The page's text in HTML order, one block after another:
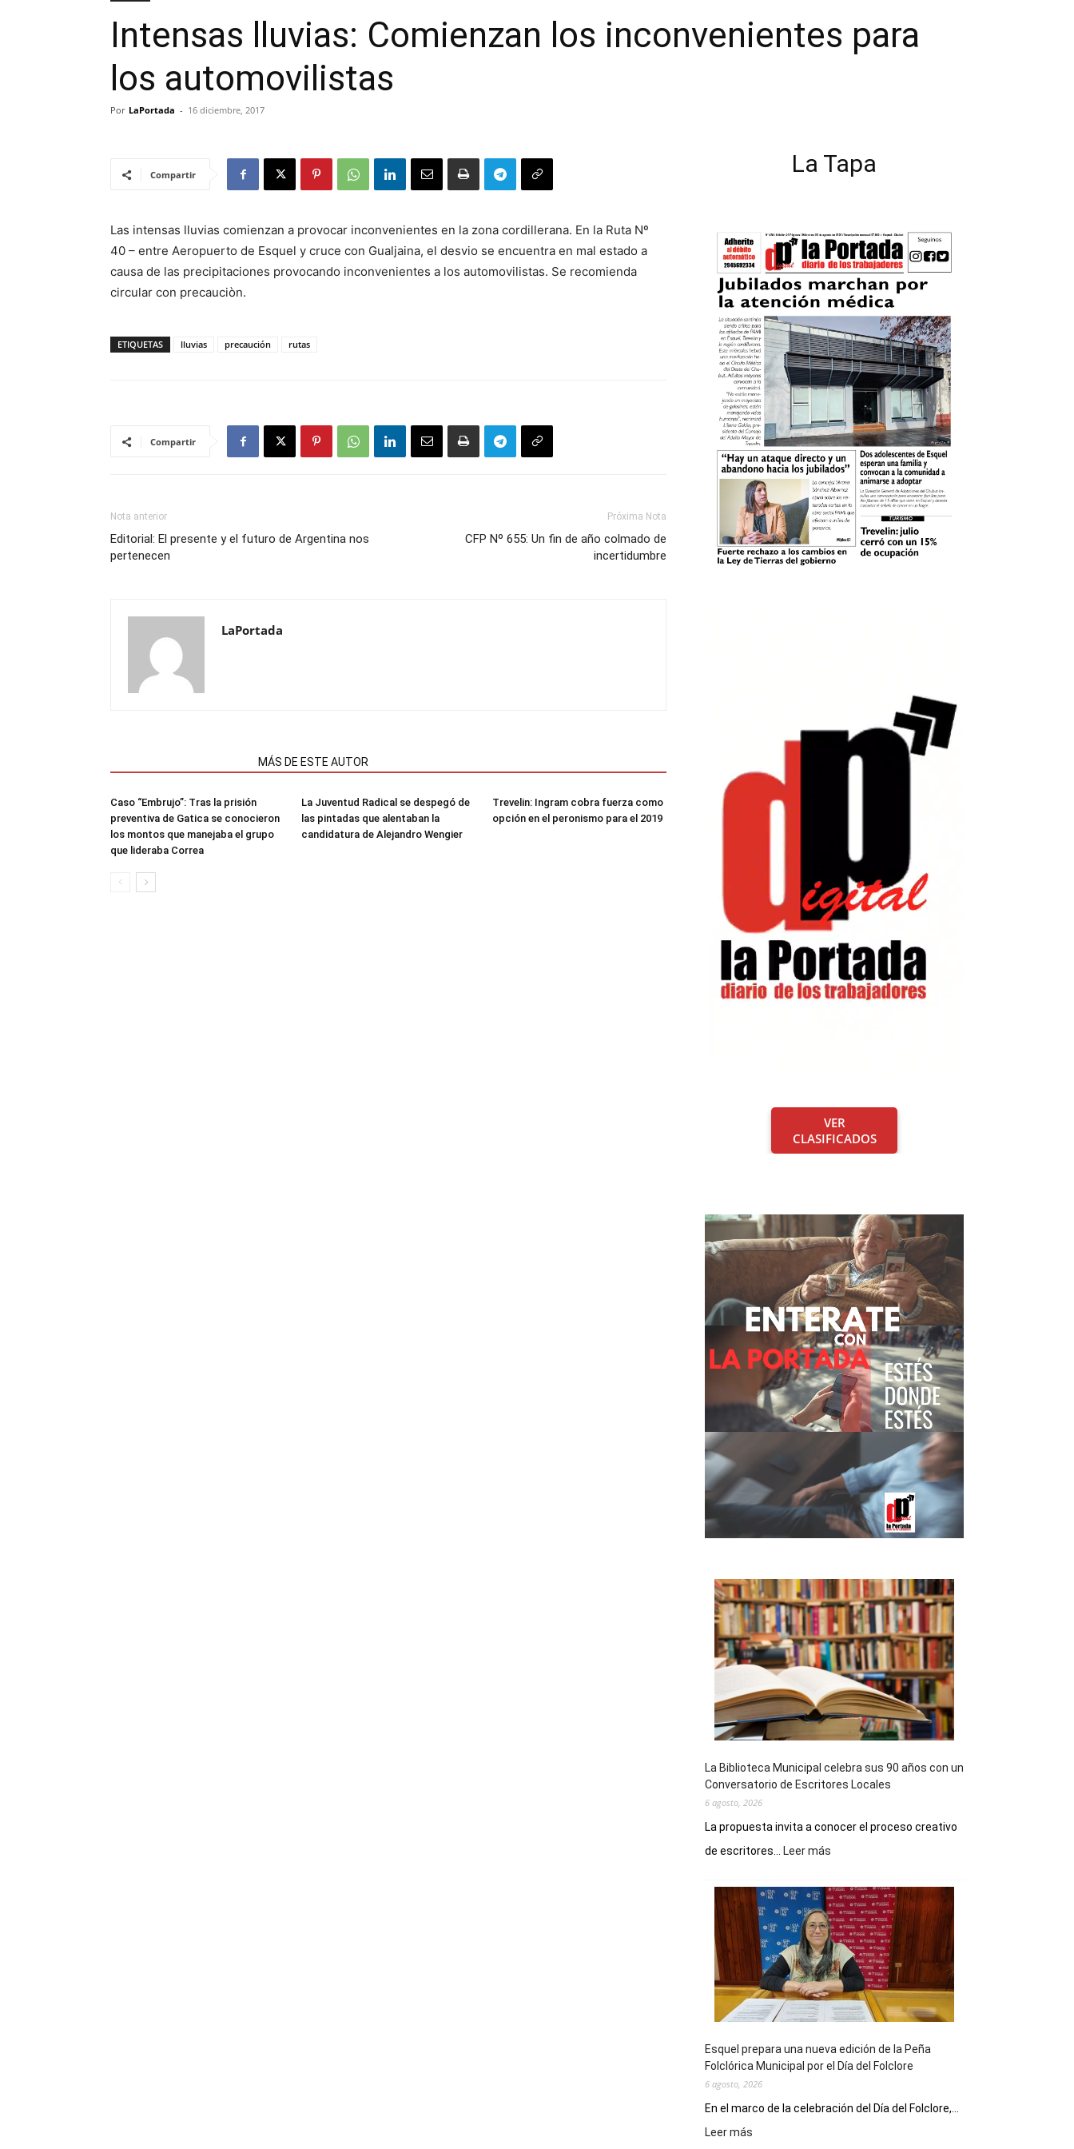
Intensas lluvias: Comienzan los inconvenientes para
los automovilistas
Por LaPortada - 16 diciembre, 2017
Compartir
Las intensas lluvias comienzan a provocar inconvenientes en la zona cordillerana. En la Ruta Nº
40 – entre Aeropuerto de Esquel y cruce con Gualjaina, el desvio se encuentra en mal estado a
causa de las precipitaciones provocando inconvenientes a los automovilistas. Se recomienda
circular con precauciòn.
ETIQUETAS lluvias precaución rutas
Compartir
Nota anterior
Editorial: El presente y el futuro de Argentina nos
pertenecen
Próxima Nota
CFP Nº 655: Un fin de año colmado de
incertidumbre
LaPortada
MÁS DE ESTE AUTOR
Caso “Embrujo”: Tras la prisión
preventiva de Gatica se conocieron
los montos que manejaba el grupo
que lideraba Correa
La Juventud Radical se despegó de
las pintadas que alentaban la
candidatura de Alejandro Wengier
Trevelin: Ingram cobra fuerza como
opción en el peronismo para el 2019
La Tapa
VER
CLASIFICADOS
La Biblioteca Municipal celebra sus 90 años con un
Conversatorio de Escritores Locales
6 agosto, 2026
La propuesta invita a conocer el proceso creativo
de escritores...
Leer más
Municipal
celebra
sus
90
años
con
un
Conversatorio
Escritores
Locales
Esquel prepara una nueva edición de la Peña
Folclórica Municipal por el Día del Folclore
6 agosto, 2026
En el marco de la celebración del Día del Folclore,...
Leer más